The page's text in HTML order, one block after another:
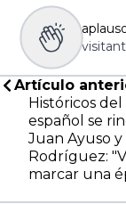
Artículo
Históricos del
español se
Juan Ayuso y
Rodríguez:
marcar una